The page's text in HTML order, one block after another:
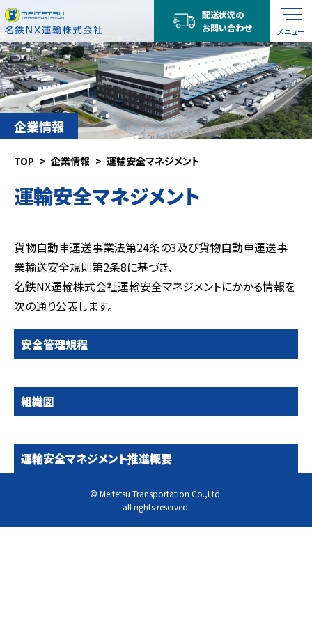
メニュー
配送状況の
お問い合わせ
企業情報
TOP 企業情報 運輸安全マネジメント
運輸安全マネジメント
貨物自動車運送事業法第24条の3及び貨物自動車運送事
業輸送安全規則第2条8に基づき、
名鉄NX運輸株式会社運輸安全マネジメントにかかる情報を
次の通り公表します。
安全管理規程
組織図
運輸安全マネジメント推進概要
© Meitetsu Transportation Co.,Ltd.
all rights reserved.